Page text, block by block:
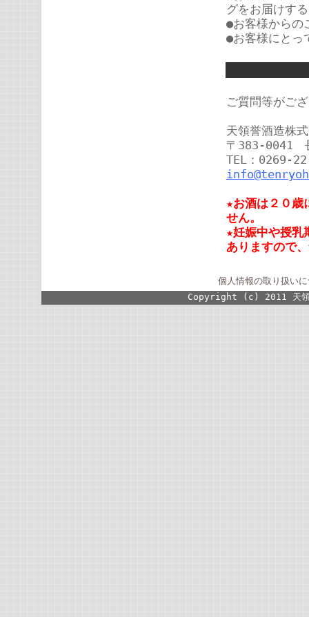
グをお届けす
●お客様からの
●お客様にとっ
ご質問等がご
天領誉酒造株
〒383-0041
TEL：0269-
★お酒は２０歳
せん。
★妊娠中や授乳
ありますので
個人情報の取り扱い
Copyright (c) 2011 天